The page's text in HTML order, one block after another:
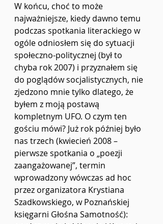
W końcu, choć to może
najważniejsze, kiedy dawno temu
podczas spotkania literackiego w
ogóle odniosłem się do sytuacji
społeczno-politycznej (był to
chyba rok 2007) i przyznałem się
do poglądów socjalistycznych, nie
zjedzono mnie tylko dlatego, że
byłem z moją postawą
kompletnym UFO. O czym ten
gościu mówi? Już rok później było
nas trzech (kwiecień 2008 –
pierwsze spotkania o „poezji
zaangażowanej”, termin
wprowadzony wówczas ad hoc
przez organizatora Krystiana
Szadkowskiego, w Poznańskiej
księgarni Głośna Samotność):